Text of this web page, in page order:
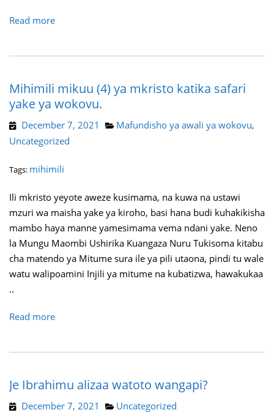
Read more
Mihimili mikuu (4) ya mkristo katika safari
yake ya wokovu.
December 7, 2021 Mafundisho ya awali ya wokovu,
Uncategorized
Tags: mihimili
Ili mkristo yeyote aweze kusimama, na kuwa na ustawi
mzuri wa maisha yake ya kiroho, basi hana budi kuhakikisha
mambo haya manne yamesimama vema ndani yake. Neno
la Mungu Maombi Ushirika Kuangaza Nuru Tukisoma kitabu
cha matendo ya Mitume sura ile ya pili utaona, pindi tu wale
watu walipoamini Injili ya mitume na kubatizwa, hawakukaa
..
Read more
Je Ibrahimu alizaa watoto wangapi?
December 7, 2021 Uncategorized